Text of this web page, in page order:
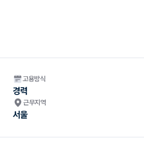
고용방식
경력
근무지역
서울